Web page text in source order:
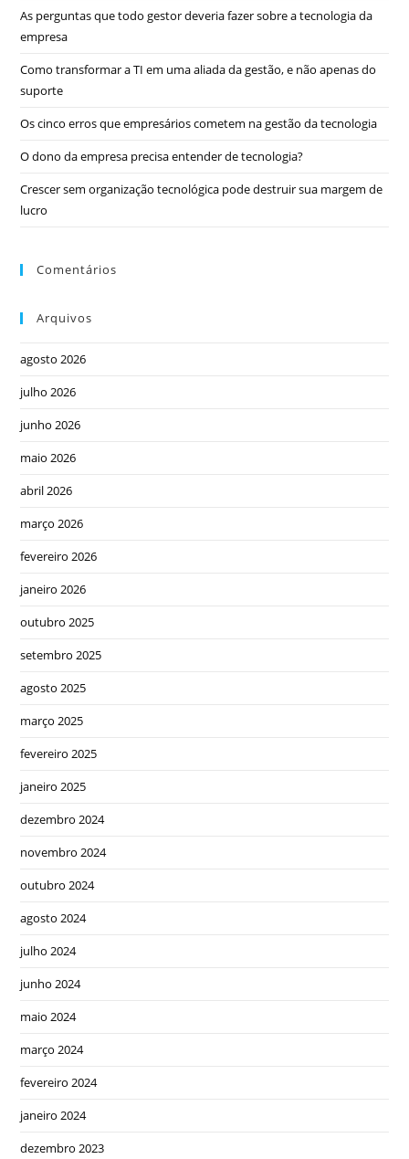
As perguntas que todo gestor deveria fazer sobre a tecnologia da
empresa
Como transformar a TI em uma aliada da gestão, e não apenas do
suporte
Os cinco erros que empresários cometem na gestão da tecnologia
O dono da empresa precisa entender de tecnologia?
Crescer sem organização tecnológica pode destruir sua margem de
lucro
Comentários
Arquivos
agosto 2026
julho 2026
junho 2026
maio 2026
abril 2026
março 2026
fevereiro 2026
janeiro 2026
outubro 2025
setembro 2025
agosto 2025
março 2025
fevereiro 2025
janeiro 2025
dezembro 2024
novembro 2024
outubro 2024
agosto 2024
julho 2024
junho 2024
maio 2024
março 2024
fevereiro 2024
janeiro 2024
dezembro 2023